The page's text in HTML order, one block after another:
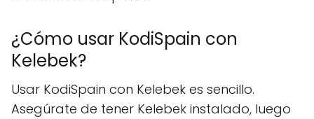
¿Cómo usar KodiSpain con
Kelebek?
Usar KodiSpain con Kelebek es sencillo.
Asegúrate de tener Kelebek instalado, luego